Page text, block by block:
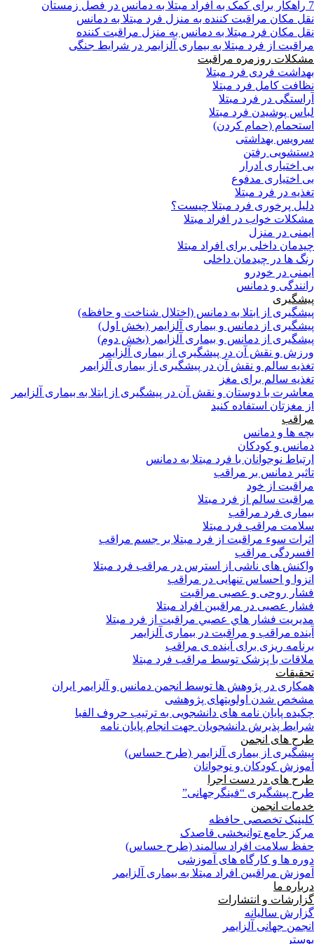
7 راهکار برای کمک به افراد مبتلا به دمانس در فصل زمستان
نقل مکان مراقبت کننده به منزل فرد مبتلا به دمانس
نقل مکان فرد مبتلا به دمانس به منزل مراقبت کننده
مراقبت از فرد مبتلا به بیماری آلزایمر در شرایط جنگی
مشکلات روزمره مراقبت
بهداشت فردی فرد مبتلا
نظافت کامل فرد مبتلا
آراستگی در فرد مبتلا
لباس پوشیدن فرد مبتلا
استحمام (حمام کردن)
سرویس بهداشتی
دستشویی رفتن
بی اختیاری ادرار
بی اختیاری مدفوع
تغذیه در فرد مبتلا
دلیل پرخوری فرد مبتلا چیست؟
مشکلات خواب در افراد مبتلا
ایمنی در منزل
چیدمان داخلی برای افراد مبتلا
رنگ ها در چیدمان داخلی
ایمنی در خودرو
رانندگی و دمانس
پیشگیری
پیشگیری از ابتلا به دمانس (اختلال شناخت و حافظه)
پیشگیری از دمانس و بیماری آلزایمر (بخش اول)
پیشگیری از دمانس و بیماری آلزایمر (بخش دوم)
ورزش و نقش آن در پیشگیری از بیماری آلزایمر
تغذیه سالم و نقش آن در پیشگیری از بیماری آلزایمر
تغذیه سالم برای مغز
معاشرت با دوستان و نقش آن در پیشگیری از ابتلا به بیماری آلزایمر
از مغزتان استفاده کنید
مراقب
بچه ها و دمانس
دمانس و کودکان
ارتباط نوجوانان با فرد مبتلا به دمانس
تاثیر دمانس بر مراقب
مراقبت از خود
مراقبت سالم از فرد مبتلا
بیماری فرد مراقب
سلامت مراقب فرد مبتلا
اثرات سوء مراقبت از فرد مبتلا بر جسم مراقب
افسردگی مراقب
واکنش های ناشی از استرس در مراقب فرد مبتلا
انزوا و احساس تنهایی در مراقب
فشار روحی و عصبی مراقبت
فشار عصبی در مراقبین افراد مبتلا
مدیریت فشار هاي عصبي مراقبت از فرد مبتلا
آینده مراقب و مراقبت در بیماری آلزایمر
برنامه ریزی برای آینده ی مراقب
ملاقات با پزشک توسط مراقب فرد مبتلا
تحقیقات
همکاری در پژوهش ها توسط انجمن دمانس و آلزایمر ایران
مشخص شدن اولویتهای پژوهشی
چکیده پایان نامه های دانشجویی به ترتیب حروف الفبا
شرایط پذیرش دانشجویان جهت انجام پایان نامه
طرح های انجمن
پیشگیری از بیماری آلزایمر (طرح حساس)
آموزش کودکان و نوجوانان
طرح های در دست اجرا
طرح پبشگیری “فینگرجهانی”
خدمات انجمن
کلینیک تخصصی حافظه
مرکز جامع توانبخشی قاصدک
حفظ سلامت افراد سالمند (طرح حساس)
دوره ها و کارگاه های آموزشی
آموزش مراقبین افراد مبتلا به بیماری آلزایمر
درباره ما
گزارشات و انتشارات
گزارش سالیانه
انجمن جهانی آلزایمر
پوستر